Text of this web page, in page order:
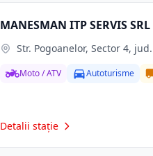
MANESMAN ITP SERVIS SRL
Str. Pogoanelor, Sector 4,
Moto / ATV Autoturisme
Detalii stație